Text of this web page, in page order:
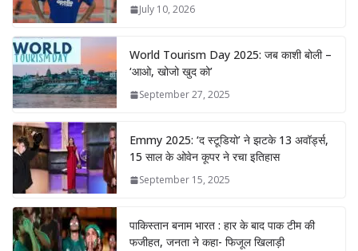
July 10, 2026
World Tourism Day 2025: जब काशी बोली –
‘आओ, खोजो खुद को’
September 27, 2025
Emmy 2025: ‘द स्टूडियो’ ने झटके 13 अवॉर्ड्स,
15 साल के ओवेन कूपर ने रचा इतिहास
September 15, 2025
पाकिस्तान बनाम भारत : हार के बाद पाक टीम की
फजीहत, जनता ने कहा- फिजूल खिलाड़ी